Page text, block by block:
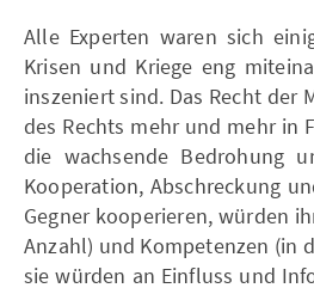
Alle Experten waren sich
Krisen und Kriege eng
inszeniert sind. Das Recht der
des Rechts mehr und mehr in
die wachsende Bedrohung
Kooperation, Abschreckung
Gegner kooperieren, würden
Anzahl) und Kompetenzen (in
sie würden an Einfluss und